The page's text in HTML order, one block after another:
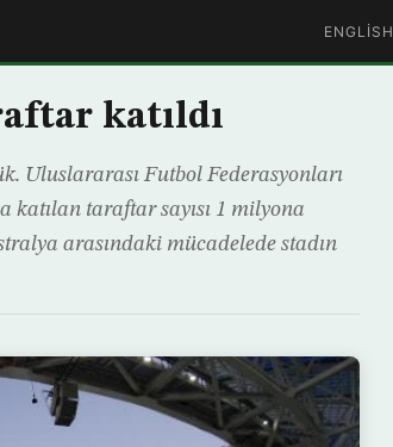
ENGLISH
katıldı
Uluslararası Futbol Federasyonları
taraftar sayısı 1 milyona
arasındaki mücadelede stadın